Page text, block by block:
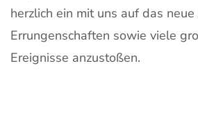
herzlich ein mit uns auf das
Errungenschaften sowie viele
Ereignisse anzustoßen.